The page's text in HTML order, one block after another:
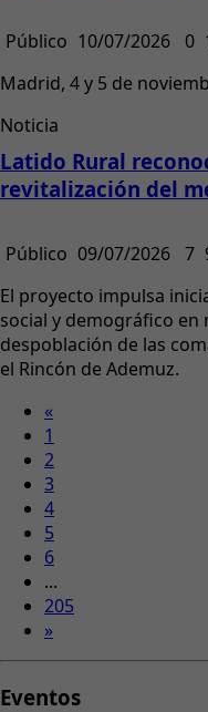
Público 10/07/2026 0
Madrid, 4 y 5 de
Noticia
Latido Rural
revitalización del
Público 09/07/2026 7
El proyecto impulsa
social y demográfico
despoblación de las
el Rincón de Ademuz.
«
1
2
3
4
5
6
...
205
»
Eventos